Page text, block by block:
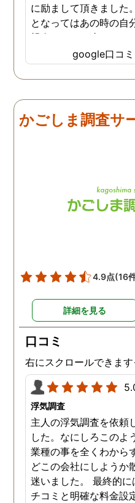
に励まして頂きました
となってはあの時の自
親身になって止めてく
ったおかげでここまで
拠が撮れたのだと感謝
います。 これからもお
に苦しんでいる方々の
がんばってください👍
google口コミ
かごしま調査サ
4.9点(16
詳細を見る
口コミ
右にスクロールできま
浮気調査
主人の浮気調査を依頼
した。なにしろこのよ
業種の事を全くわから
どこの会社にしようか
迷いました。 最終的に
チコミと明確な料金設